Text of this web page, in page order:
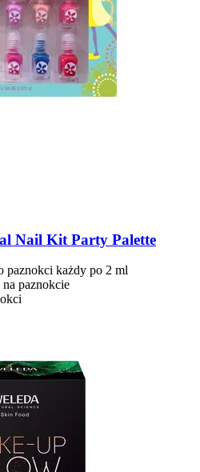
Nail Kit Party Palette
paznokci każdy po 2 ml
paznokcie